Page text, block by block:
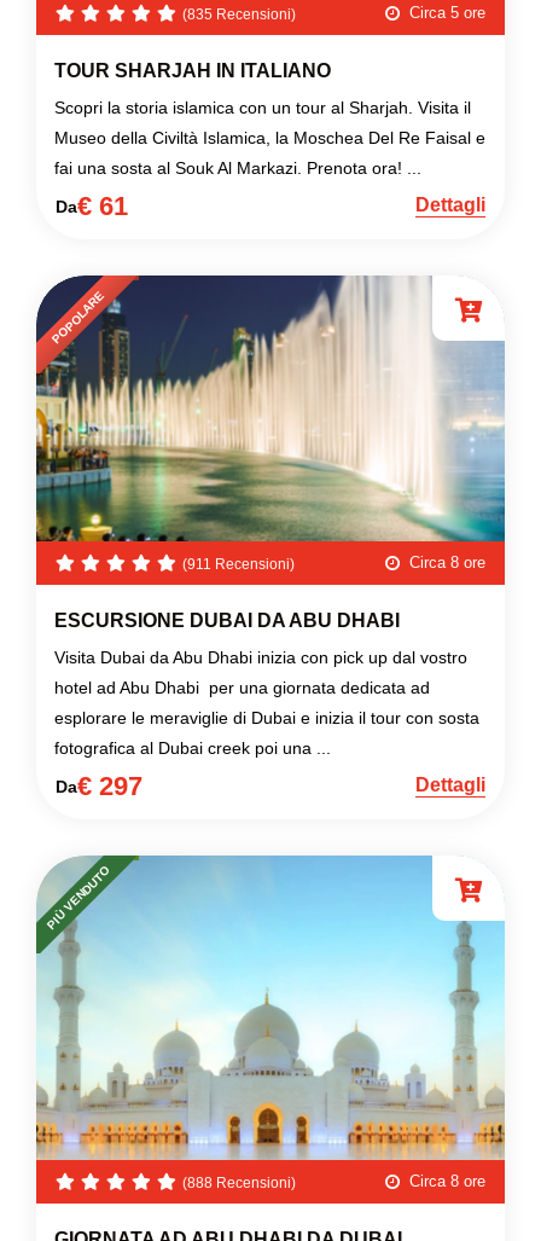
(835 Recensioni) Circa 5 ore
TOUR SHARJAH IN ITALIANO
Scopri la storia islamica con un tour al Sharjah. Visita il
Museo della Civiltà Islamica, la Moschea Del Re Faisal e
fai una sosta al Souk Al Markazi. Prenota ora! ...
Da€ 61 Dettagli
POPOLARE
(911 Recensioni) Circa 8 ore
ESCURSIONE DUBAI DA ABU DHABI
Visita Dubai da Abu Dhabi inizia con pick up dal vostro
hotel ad Abu Dhabi per una giornata dedicata ad
esplorare le meraviglie di Dubai e inizia il tour con sosta
fotografica al Dubai creek poi una ...
Da€ 297 Dettagli
PIÙ VENDUTO
(888 Recensioni) Circa 8 ore